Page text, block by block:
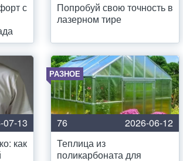
с
Попробуй свою точность в
лазерном тире
07-13
как
РАЗНОЕ
76
2026-06-12
Теплица из
поликарбоната для